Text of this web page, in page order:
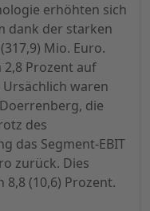
erhöhten sich
dank der starken
Mio. Euro.
Prozent auf
Ursächlich waren
die
des
das Segment-EBIT
zurück. Dies
8,8 (10,6) Prozent.